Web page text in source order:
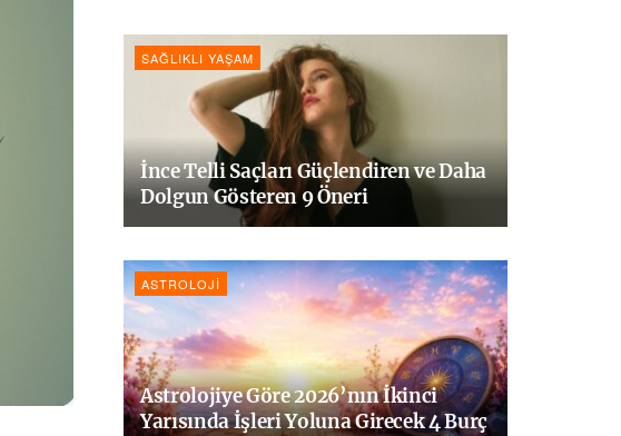
SAĞLIKLI YAŞAM
İnce Telli Saçları Güçlendiren ve Daha
Dolgun Gösteren 9 Öneri
ASTROLOJI
Astrolojiye Göre 2026’nın İkinci
Yarısında İşleri Yoluna Girecek 4 Burç